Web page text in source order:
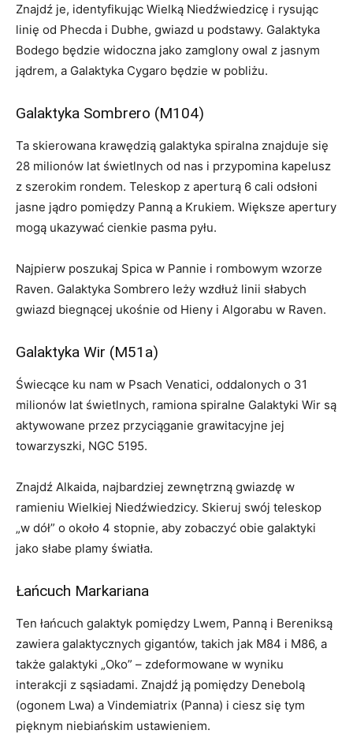
Znajdź je, identyfikując Wielką Niedźwiedzicę i rysując
linię od Phecda i Dubhe, gwiazd u podstawy. Galaktyka
Bodego będzie widoczna jako zamglony owal z jasnym
jądrem, a Galaktyka Cygaro będzie w pobliżu.
Galaktyka Sombrero (M104)
Ta skierowana krawędzią galaktyka spiralna znajduje się
28 milionów lat świetlnych od nas i przypomina kapelusz
z szerokim rondem. Teleskop z aperturą 6 cali odsłoni
jasne jądro pomiędzy Panną a Krukiem. Większe apertury
mogą ukazywać cienkie pasma pyłu.
Najpierw poszukaj Spica w Pannie i rombowym wzorze
Raven. Galaktyka Sombrero leży wzdłuż linii słabych
gwiazd biegnącej ukośnie od Hieny i Algorabu w Raven.
Galaktyka Wir (M51a)
Świecące ku nam w Psach Venatici, oddalonych o 31
milionów lat świetlnych, ramiona spiralne Galaktyki Wir są
aktywowane przez przyciąganie grawitacyjne jej
towarzyszki, NGC 5195.
Znajdź Alkaida, najbardziej zewnętrzną gwiazdę w
ramieniu Wielkiej Niedźwiedzicy. Skieruj swój teleskop
„w dół” o około 4 stopnie, aby zobaczyć obie galaktyki
jako słabe plamy światła.
Łańcuch Markariana
Ten łańcuch galaktyk pomiędzy Lwem, Panną i Bereniksą
zawiera galaktycznych gigantów, takich jak M84 i M86, a
także galaktyki „Oko” – zdeformowane w wyniku
interakcji z sąsiadami. Znajdź ją pomiędzy Denebolą
(ogonem Lwa) a Vindemiatrix (Panna) i ciesz się tym
pięknym niebiańskim ustawieniem.